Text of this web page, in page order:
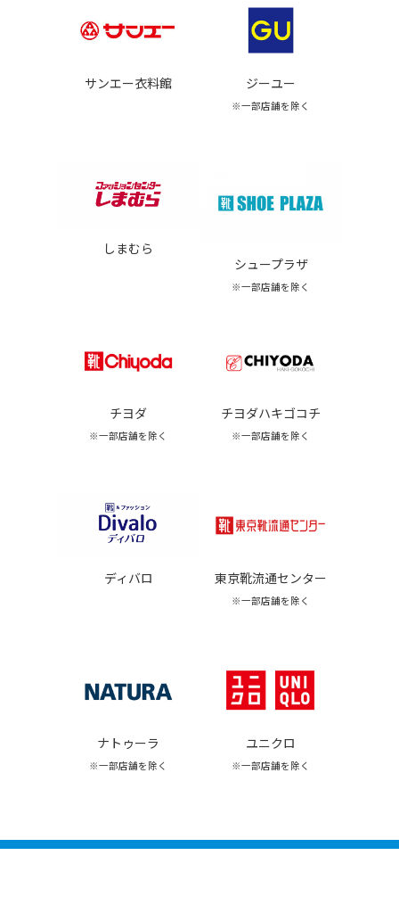
サンエー衣料館 ジーユー
※一部店舗を除く
しまむら
シュープラザ
※一部店舗を除く
チヨダ
※一部店舗を除く
チヨダハキゴコチ
※一部店舗を除く
ディバロ 東京靴流通センター
※一部店舗を除く
ナトゥーラ
※一部店舗を除く
ユニクロ
※一部店舗を除く